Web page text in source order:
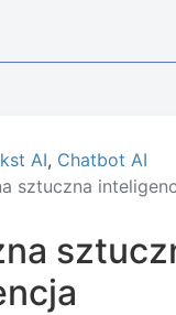
AI, Chatbot AI
sztuczna